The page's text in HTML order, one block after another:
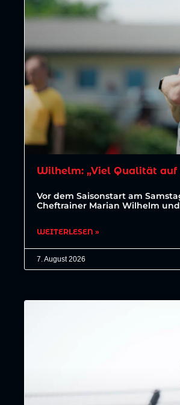
Wilhelm: „Viel Qualität auf
Vor dem Saisonstart am
Cheftrainer Marian Wilhelm
WEITERLESEN »
7. August 2026